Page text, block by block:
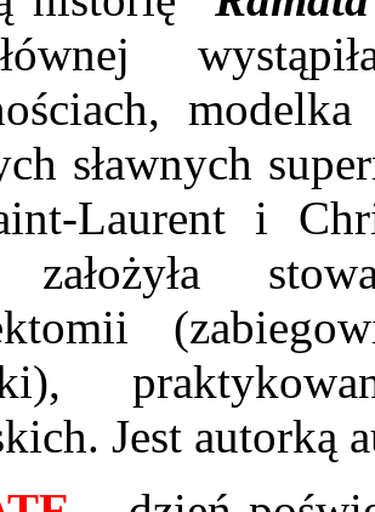
sławnych
Laurent i
Jest autorką